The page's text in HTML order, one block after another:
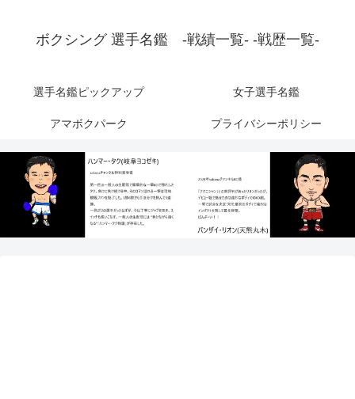
ボクシング 選手名鑑 -戦績一覧- -戦歴一覧-
選手名鑑ピックアップ 女子選手名鑑
アマボクパーク プライバシーポリシー